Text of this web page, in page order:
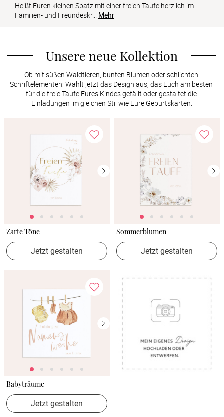
Heißt Euren kleinen Spatz mit einer freien Taufe herzlich im
Familien- und Freundeskr... Mehr
Unsere neue Kollektion
Ob mit süßen Waldtieren, bunten Blumen oder schlichten
Schriftelementen: Wählt jetzt das Design aus, das Euch am besten
für die freie Taufe Eures Kindes gefällt oder gestaltet die
Einladungen im gleichen Stil wie Eure Geburtskarten.
Zarte Töne
Jetzt gestalten
Sommerblumen
Jetzt gestalten
Babyträume
Jetzt gestalten